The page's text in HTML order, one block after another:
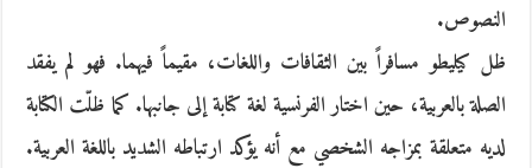
النصوص.
ظل كيليطو مسافراً بين الثقافات واللغات، مقيماً فيهما. فهو لم يفقد
الصلة بالعربية، حين اختار الفرنسية لغة كتابة إلى جانبها. كما ظلّت الكتابة
لديه متعلقة بمزاجه الشخصي مع أنه يؤكد ارتباطه الشديد باللغة العربية.